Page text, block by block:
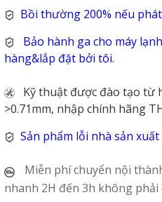
Bồi thường 200% nếu
Bảo hành ga cho máy
hàng&lắp đặt bởi tôi.
Kỹ thuật được đào tạo từ
>0.71mm, nhập chính hãng
Sản phẩm lỗi nhà sản
Miễn phí chuyển nội
nhanh 2H đến 3h không phải